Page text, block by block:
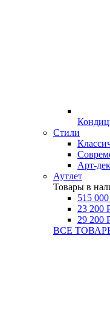
Стили
Арт-
Аутлет
Товары в
515 000
23 200
29 200
ВСЕ